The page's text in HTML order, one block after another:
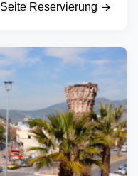
Seite Reservierung